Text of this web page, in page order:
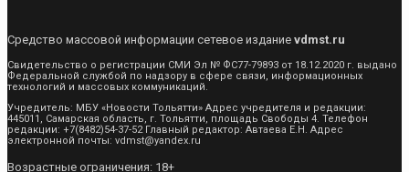
Средство массовой информации сетевое издание vdmst.ru
Свидетельство о регистрации СМИ Эл № ФС77-79893 от 18.12.2020 г. выдано
Федеральной службой по надзору в сфере связи, информационных
технологий и массовых коммуникаций.
Учредитель: МБУ «Новости Тольятти» Адрес учредителя и редакции:
445011, Самарская область, г. Тольятти, площадь Свободы 4. Телефон
редакции: +7(8482)54-37-52 Главный редактор: Автаева Е.Н. Адрес
электронной почты: vdmst@yandex.ru
Возрастные ограничения: 18+